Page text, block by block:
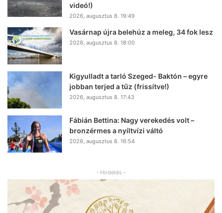
videó!)
2026, augusztus 8. 19:49
Vasárnap újra belehúz a meleg, 34 fok lesz
2026, augusztus 8. 18:00
Kigyulladt a tarló Szeged- Baktón – egyre
jobban terjed a tűz (frissítve!)
2026, augusztus 8. 17:43
Fábián Bettina: Nagy verekedés volt –
bronzérmes a nyíltvízi váltó
2026, augusztus 8. 16:54
- Hirdetés -